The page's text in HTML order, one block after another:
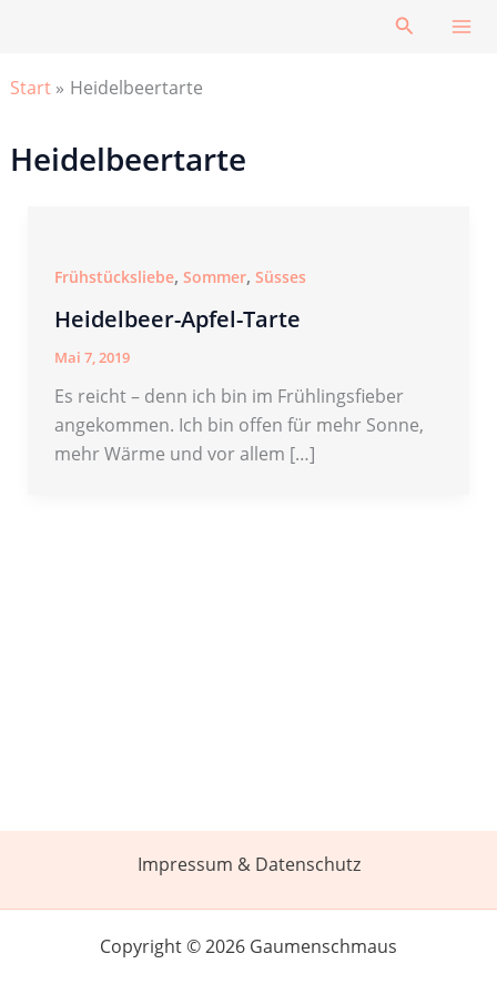
Suchen
Start Heidelbeertarte
Heidelbeertarte
Frühstücksliebe, Sommer, Süsses
Heidelbeer-Apfel-Tarte
Mai 7, 2019
Es reicht – denn ich bin im Frühlingsfieber
angekommen. Ich bin offen für mehr Sonne,
mehr Wärme und vor allem […]
Impressum & Datenschutz
Copyright © 2026 Gaumenschmaus